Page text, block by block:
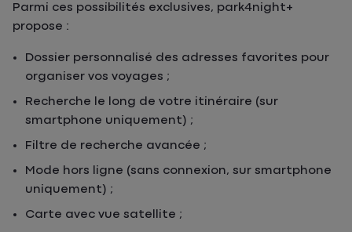
Parmi ces possibilités exclusives, park4night+
propose :
Dossier personnalisé des adresses favorites pour
organiser vos voyages ;
Recherche le long de votre itinéraire (sur
smartphone uniquement) ;
Filtre de recherche avancée ;
Mode hors ligne (sans connexion, sur smartphone
uniquement) ;
Carte avec vue satellite ;